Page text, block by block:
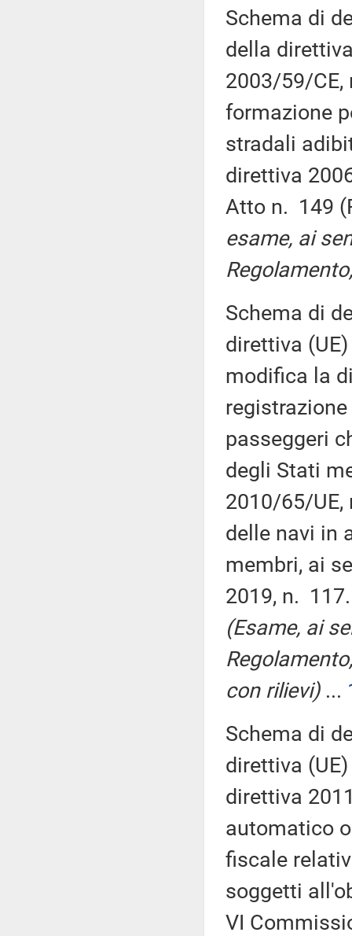
Schema di
della
2003/59/
formazione
stradali
direttiva
Atto n. 149
esame, ai
Schema di
direttiva
modifica la
passeggeri
degli Stati
2010/65/
delle navi in
membri, ai
2019, n.
(Esame, ai
con rilievi)...
Schema di
direttiva
direttiva
automatico
fiscale
soggetti
VI